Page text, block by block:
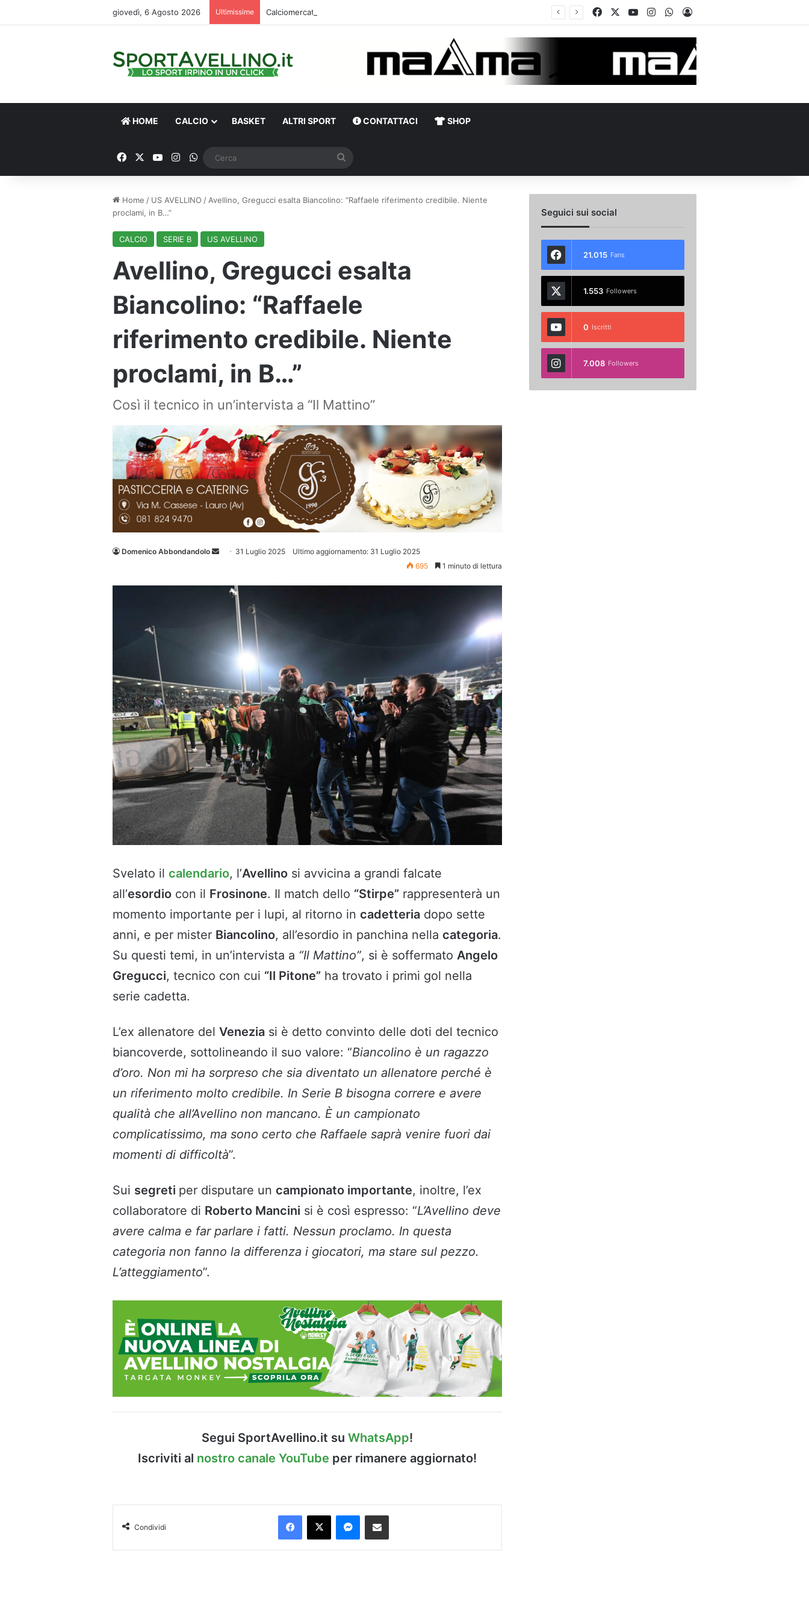
giovedì, 6 Agosto 2026 Ultimissime FacebookYou TubeInstagramWhatsApp
Accedi
HOME CALCIO BASKET ALTRI SPORT CONTATTACI SHOP
FacebookYou TubeInstagram
WhatsApp
Home / US AVELLINO / Avellino, Gregucci esalta Biancolino: “Raffaele riferimento credibile. Niente
proclami, in B…”
CALCIO SERIE B US AVELLINO
Avellino, Gregucci esalta
Biancolino: “Raffaele
riferimento credibile. Niente
proclami, in B…”
Così il tecnico in un’intervista a “Il Mattino”
Domenico Abbondandolo
Invia 31 Luglio 2025
Ultimo aggiornamento: 31 Luglio 2025
695
1 minuto di lettura
Svelato il calendario, l’Avellino si avvicina a grandi falcate
all’esordio con il Frosinone. Il match dello “Stirpe” rappresenterà un
momento importante per i lupi, al ritorno in cadetteria dopo sette
anni, e per mister Biancolino, all’esordio in panchina nella categoria.
Su questi temi, in un’intervista a “Il Mattino”, si è soffermato Angelo
Gregucci, tecnico con cui “Il Pitone” ha trovato i primi gol nella
serie cadetta.
L’ex allenatore del Venezia si è detto convinto delle doti del tecnico
biancoverde, sottolineando il suo valore: “Biancolino è un ragazzo
d’oro. Non mi ha sorpreso che sia diventato un allenatore perché è
un riferimento molto credibile. In Serie B bisogna correre e avere
qualità che all’Avellino non mancano. È un campionato
complicatissimo, ma sono certo che Raffaele saprà venire fuori dai
momenti di difficoltà”.
Sui segreti per disputare un campionato importante, inoltre, l’ex
collaboratore di Roberto Mancini si è così espresso: “L’Avellino deve
avere calma e far parlare i fatti. Nessun proclamo. In questa
categoria non fanno la differenza i giocatori, ma stare sul pezzo.
L’atteggiamento”.
Segui SportAvellino.it su WhatsApp!
Iscriviti al nostro canale YouTube per rimanere aggiornato!
Condividi
Facebook
X Messenger
Condividi via Email
Seguici sui social
21.015 Fans
1.553 Followers
0 Iscritti
7.008 Followers